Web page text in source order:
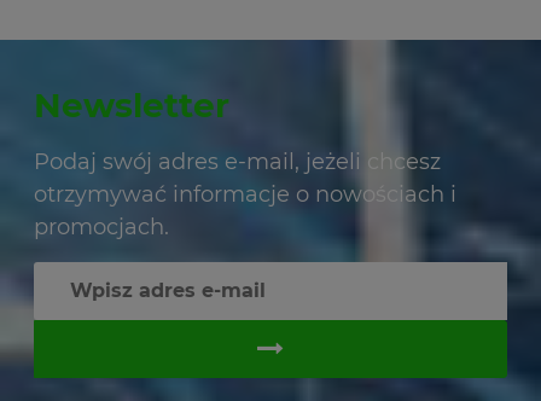
Newsletter
Podaj swój adres e-mail, jeżeli chcesz
otrzymywać informacje o nowościach i
promocjach.